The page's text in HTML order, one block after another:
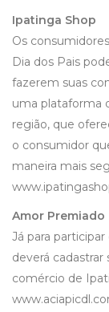
Ipatinga Shop
Os
Dia dos Pais
fazerem suas
uma plataforma
região, que
o consumidor
maneira mais
Amor Premiado
Já para
deverá
comércio de